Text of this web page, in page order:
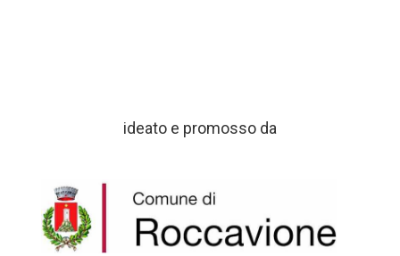
ideato e promosso da